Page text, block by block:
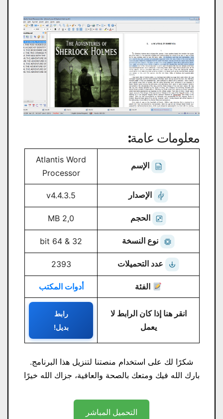
معلومات عامة:
الإسم
Atlantis Word
Processor
الإصدار v4.4.3.5
الحجم 2,0 MB
نوع النسخة 32 & 64 bit
عدد التحميلات 2393
الفئة أدوات المكتب
انقر هنا إذا كان الرابط لا
يعمل
رابط
بديل!
شكرًا لك على استخدام منصتنا لتنزيل هذا البرنامج.
بارك الله فيك ومتعك بالصحة والعافية، جزاك الله خيرًا
التحميل المباشر